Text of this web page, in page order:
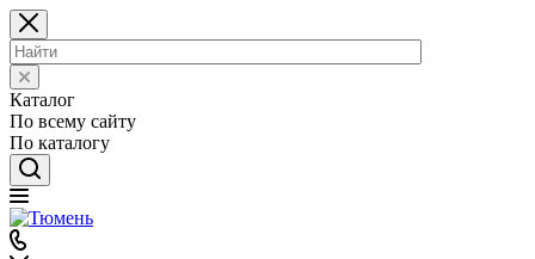
Каталог
По всему сайту
По каталогу